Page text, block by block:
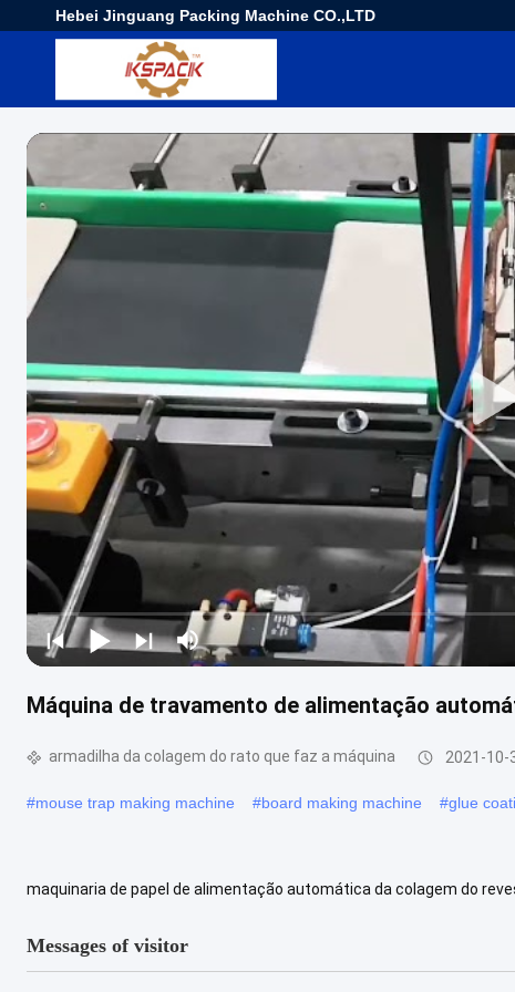
Hebei Jinguang Packing Machine CO.,LTD
Máquina de travamento de alimentação
armadilha da colagem do rato que faz a máquina 2021-10-
#mouse trap making machine #board making machine #glue
maquinaria de papel de alimentação automática da colagem do
Messages of visitor